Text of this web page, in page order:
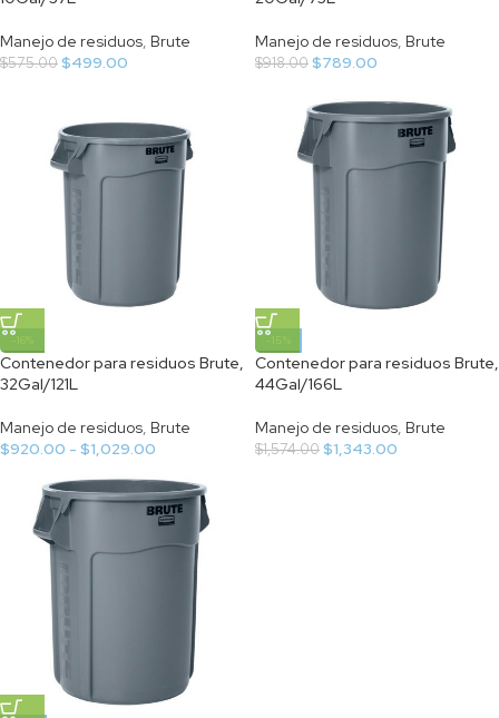
Manejo de residuos, Brute
$575.00$499.00
Manejo de residuos, Brute
$918.00$789.00
-16%
Contenedor para residuos Brute,
32Gal/121L
Manejo de residuos, Brute
$920.00 - $1,029.00
-15%
Contenedor para residuos Brute,
44Gal/166L
Manejo de residuos, Brute
$1,574.00$1,343.00